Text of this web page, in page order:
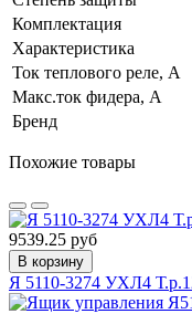
Комплектация
Характеристика
Ток теплового реле, А
Макс.ток фидера, А
Бренд
Похожие товары
9539.25 руб
В корзину
Я 5110-3274 УХЛ4